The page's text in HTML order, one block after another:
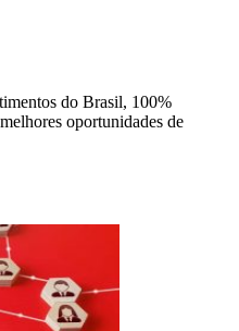
do Brasil, 100%
oportunidades de